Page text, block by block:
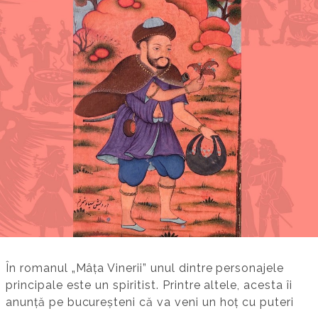
În romanul „Mâța Vinerii” unul dintre personajele
principale este un spiritist. Printre altele, acesta îi
anunță pe bucureșteni că va veni un hoț cu puteri